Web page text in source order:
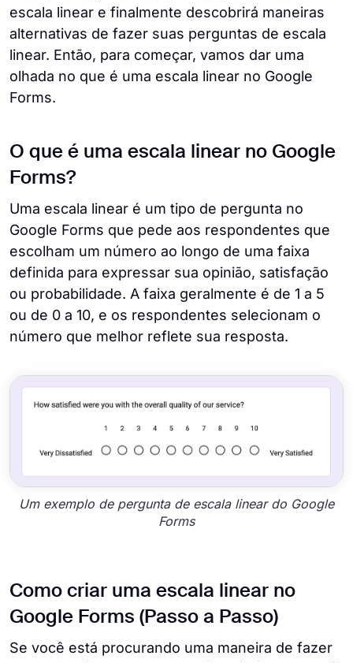
escala linear e finalmente descobrirá maneiras
alternativas de fazer suas perguntas de escala
linear. Então, para começar, vamos dar uma
olhada no que é uma escala linear no Google
Forms.
O que é uma escala linear no Google
Forms?
Uma escala linear é um tipo de pergunta no
Google Forms que pede aos respondentes que
escolham um número ao longo de uma faixa
definida para expressar sua opinião, satisfação
ou probabilidade. A faixa geralmente é de 1 a 5
ou de 0 a 10, e os respondentes selecionam o
número que melhor reflete sua resposta.
Um exemplo de pergunta de escala linear do Google
Forms
Como criar uma escala linear no
Google Forms (Passo a Passo)
Se você está procurando uma maneira de fazer